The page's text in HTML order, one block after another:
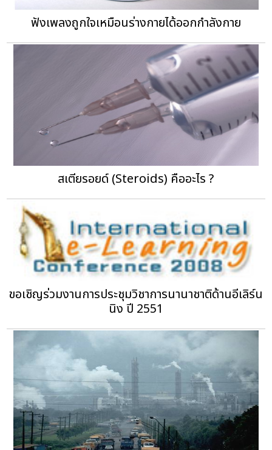
ฟังเพลงถูกใจเหมือนร่างกายได้ออกกำลังกาย
สเตียรอยด์ (Steroids) คืออะไร ?
ขอเชิญร่วมงานการประชุมวิชาการนานาชาติด้านอีเลิร์น
นิง ปี 2551